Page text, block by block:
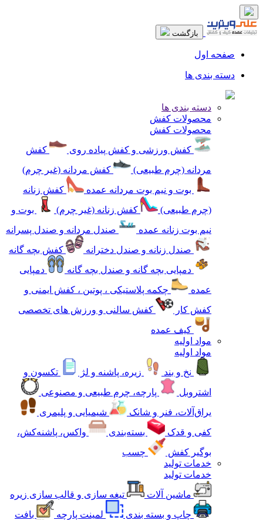
بازگشت
صفحه اول
دسته بندی ها
دسته بندی ها
محصولات کفش
محصولات کفش
کفش ورزشی و کفش پیاده روی
کفش
مردانه (چرم طبیعی)
کفش مردانه (غیر چرم)
بوت و نیم بوت مردانه عمده
کفش زنانه
(چرم طبیعی)
کفش زنانه (غیر چرم)
بوت و
نیم بوت زنانه عمده
صندل مردانه و صندل پسرانه
صندل زنانه و صندل دخترانه
کفش بچه گانه
دمپایی بچه گانه و صندل بچه گانه
دمپایی
عمده
چکمه پلاستیکی ، پوتین ، کفش ایمنی و
کفش کار
کفش سالنی و ورزش های تخصصی
کیف عمده
مواد اولیه
مواد اولیه
نخ و بند
زیره، پاشنه و لژ
تکسون و
اشتروبل
پارچه، چرم طبیعی و مصنوعی
یراق‌آلات، فنر و شانک
شیمیایی و پلیمری
کفی و قدک
بسته‌بندی
واکس، پاشنه‌کش،
بوگیر کفش
چسب
خدمات تولید
خدمات تولید
ماشین آلات
تیغه سازی و قالب سازی زیره
چاپ و بسته بندی
لمینت پارچه
بافت